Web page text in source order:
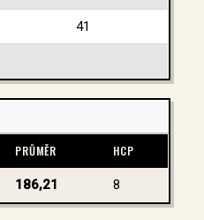
41
PRŮMĚR HCP
186,21 8